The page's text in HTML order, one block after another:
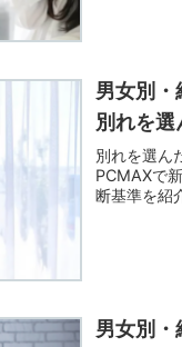
男女別・
別れを
別れを選ん
PCMAXで
断基準を紹
男女別・